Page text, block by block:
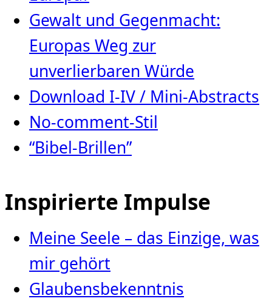
Gewalt und Gegenmacht:
Europas Weg zur
unverlierbaren Würde
Download I-IV / Mini-Abstracts
No-comment-Stil
“Bibel-Brillen”
Inspirierte Impulse
Meine Seele – das Einzige, was
mir gehört
Glaubensbekenntnis